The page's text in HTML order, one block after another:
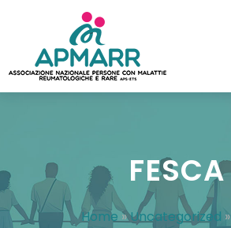
FESCA
Home»Uncategorized »